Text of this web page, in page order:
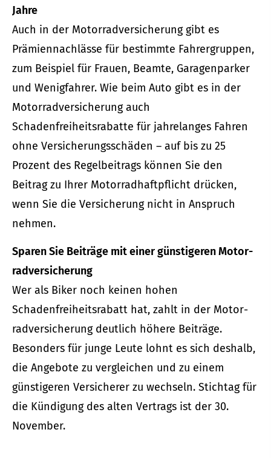
Jahre
Auch in der Motor­rad­ver­sicherung gibt es
Prämiennachlässe für bestimmte Fahrergruppen,
zum Beispiel für Frauen, Beamte, Garagenparker
und Wenigfahrer. Wie beim Auto gibt es in der
Motor­rad­ver­sicherung auch
Schadenfreiheitsrabatte für jahrelanges Fahren
ohne Versicherungsschäden – auf bis zu 25
Prozent des Regelbeitrags können Sie den
Beitrag zu Ihrer Motorradhaftpflicht drücken,
wenn Sie die Versicherung nicht in Anspruch
nehmen.
Sparen Sie Beiträge mit einer günstigeren Motor­
rad­ver­sicherung
Wer als Biker noch keinen hohen
Schadenfreiheitsrabatt hat, zahlt in der Motor­
rad­ver­sicherung deutlich höhere Beiträge.
Besonders für junge Leute lohnt es sich deshalb,
die Angebote zu ver­gleichen und zu einem
günstigeren Versicherer zu wechseln. Stichtag für
die Kündigung des alten Vertrags ist der 30.
November.